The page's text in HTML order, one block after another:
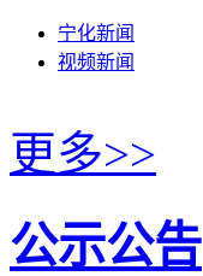
宁化新闻
视频新闻
更多>>
公示公告